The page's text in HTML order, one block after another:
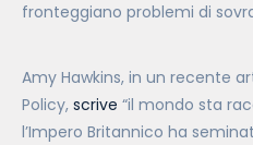
fronteggiano problemi di
Amy Hawkins, in un recente
Policy, scrive “il mondo sta
l’Impero Britannico ha